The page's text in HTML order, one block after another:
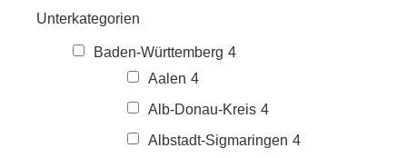
Unterkategorien
Baden-Württemberg 4
Aalen 4
Alb-Donau-Kreis 4
Albstadt-Sigmaringen 4